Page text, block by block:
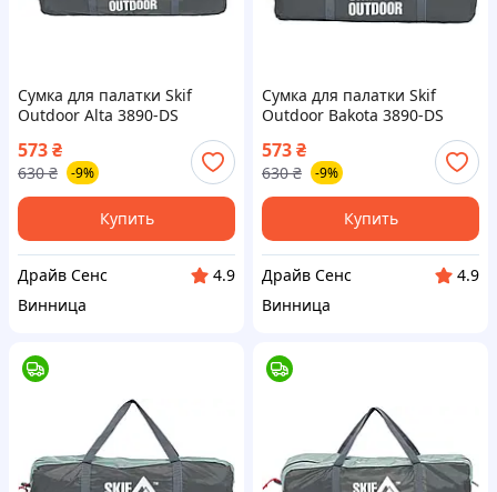
Сумка для палатки Skif
Outdoor Alta 3890-DS
573₴
630 ₴ -9%
Купить
Драйв Сенс
4.9
Винница
Сумка для палатки Skif
Outdoor Bakota 3890-DS
573₴
630 ₴ -9%
Купить
Драйв Сенс
4.9
Винница